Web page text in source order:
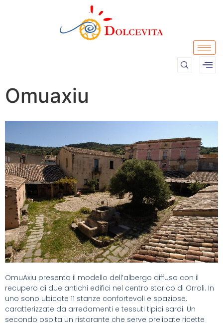
Omuaxiu
OmuAxiu presenta il modello dell’albergo diffuso con il
recupero di due antichi edifici nel centro storico di Orroli. In
uno sono ubicate 11 stanze confortevoli e spaziose,
caratterizzate da arredamenti e tessuti tipici sardi. Un
secondo ospita un ristorante che serve prelibate ricette